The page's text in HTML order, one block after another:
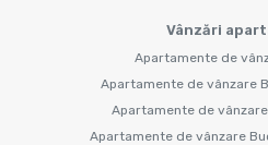
Vânzări
Apartamente de
Apartamente de vânzare
Apartamente de
Apartamente de vânzare